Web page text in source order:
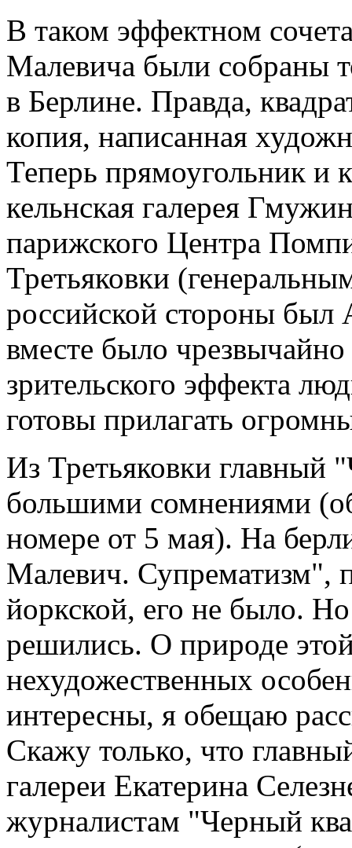
В таком эффектном
Малевича были собраны
в Берлине. Правда,
копия, написанная
Теперь прямоугольник и
кельнская галерея
парижского Центра
Третьяковки
российской стороны был
вместе было
зрительского эффекта
готовы прилагать
Из Третьяковки главный
большими сомнениями
номере от 5 мая). На
Малевич. Супрематизм",
йоркской, его не было.
решились. О природе
нехудожественных
интересны, я обещаю
Скажу только, что
галереи Екатерина
журналистам "Черный